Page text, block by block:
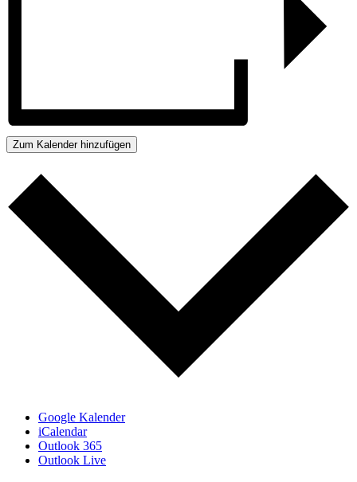
Zum Kalender hinzufügen
Google Kalender
iCalendar
Outlook 365
Outlook Live